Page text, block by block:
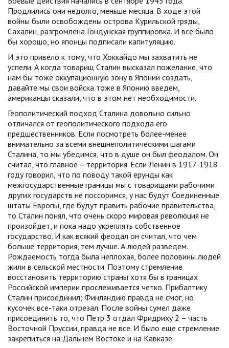
Продлились они недолго, меньше месяца. В ходе этой
войны были освобождены острова Курильской гряды,
Сахалин, разгромлена Гондунская группировка. И все было
бы хорошо, но японцы подписали капитуляцию.
И это привело к тому, что Хоккайдо мы захватить не
успели. А когда товарищ Сталин высказал пожелание, что
нам бы тоже оккупационную зону в Японии создать,
давайте мы свои войска тоже в Японию введем,
американцы сказали, что в этом нет необходимости.
Геополитический подход Сталина довольно сильно
отличался от геополитического подхода его
предшественников. Если посмотреть более-менее
внимательно за всеми внешнеполитическими шагами
Сталина, то мы убедимся, что в душе он был феодалом. Он
считал, что главное – территория. Если Ленин в 1917-1918
году говорил, что по поводу такой ерунды как
межгосударственные границы мы с товарищами рабочими
других государств не поссоримся, у нас будут Соединенные
штаты Европы, где будут править рабочие правительства,
то Сталин понял, что очень скоро мировая революция не
произойдет, и пока надо укреплять собственное
государство. И как всякий феодал он считал, что чем
больше территория, тем лучше. А людей разведем.
Рождаемость тогда была неплохая, более половины людей
жили в сельской местности. Поэтому стремление
восстановить территорию страны хотя бы в границах
Российской империи прослеживается четко. Прибалтику
Сталин присоединил; Финляндию правда не смог, но
кусочек все-таки отрезал. После войны сумел даже
присоединить то, что Петр 3 отдал Фридриху 2 – часть
Восточной Пруссии, правда не все. И было еще стремление
закрепиться на Дальнем Востоке и на Кавказе.